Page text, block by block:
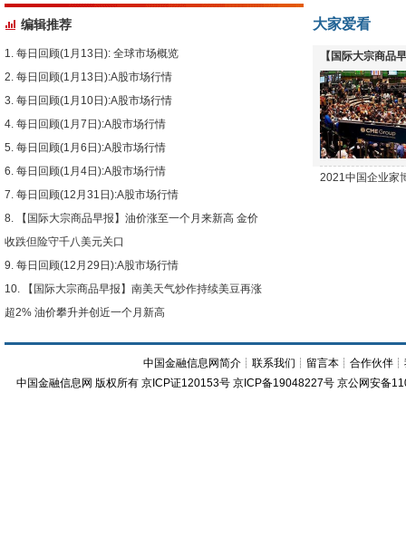
编辑推荐
每日回顾(1月13日): 全球市场概览
每日回顾(1月13日):A股市场行情
每日回顾(1月10日):A股市场行情
每日回顾(1月7日):A股市场行情
每日回顾(1月6日):A股市场行情
每日回顾(1月4日):A股市场行情
每日回顾(12月31日):A股市场行情
【国际大宗商品早报】油价涨至一个月来新高 金价
收跌但险守千八美元关口
每日回顾(12月29日):A股市场行情
【国际大宗商品早报】南美天气炒作持续美豆再涨
超2% 油价攀升并创近一个月新高
大家爱看
【国际大宗商品
下跌
2021中国企业家
中国金融信息网简介 ┊联系我们 ┊ 留言本 ┊合作伙伴 ┊
中国金融信息网 版权所有 京ICP证120153号 京ICP备19048227号 京公网安备